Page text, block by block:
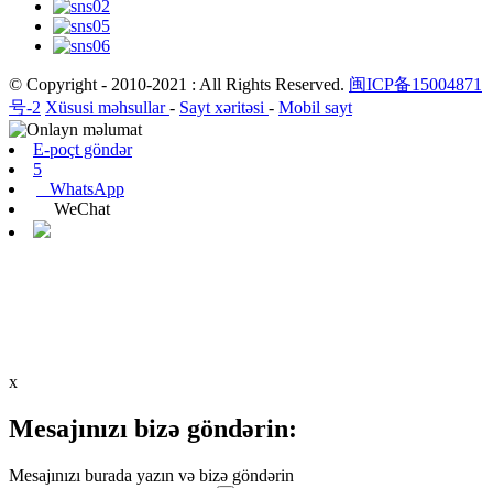
© Copyright - 2010-2021 : All Rights Reserved. 闽ICP备15004871
号-2 Xüsusi məhsullar- Sayt xəritəsi - Mobil sayt
E-poçt göndər
5
WhatsApp
WeChat
x
Mesajınızı bizə göndərin:
Mesajınızı burada yazın və bizə göndərin